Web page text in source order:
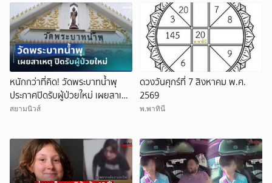
หนักกว่าที่คิด! วัดพระบาทน้ำพุ
ประกาศปิดรับผู้ป่วยใหม่ เผยสาเหตุ
สุดสะเทือนใจ
สยามนิวส์
ดวงวันศุกร์ที่ 7 สิงหาคม พ.ศ.
2569
พ.พาทินี
ยกเลิก